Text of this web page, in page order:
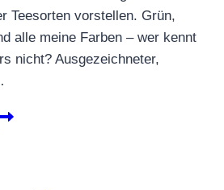
Teesorten vorstellen. Grün,
alle meine Farben – wer kennt
nicht? Ausgezeichneter,